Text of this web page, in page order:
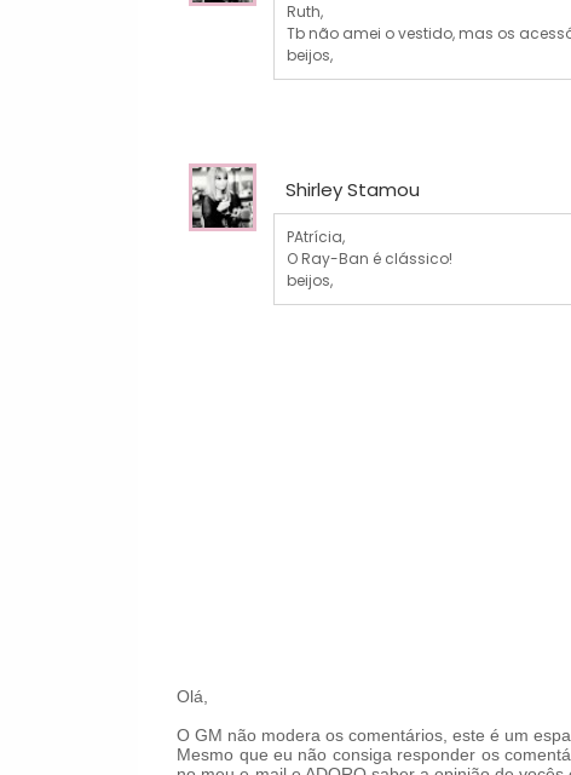
Ruth,
Tb não amei o vestido, mas os
beijos,
Shirley Stamou
PAtrícia,
O Ray-Ban é clássico!
beijos,
Olá,
O GM não modera os comentários, este é um
Mesmo que eu não consiga responder os